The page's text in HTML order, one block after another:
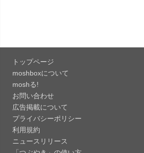
「Google 翻訳 10.31.311」iOS
ース。
「Microsoft Excel 2.112.3」iOS
リ...
トップページ
moshboxについて
moshる!
お問い合わせ
広告掲載について
プライバシーポリシー
利用規約
ニュースリリース